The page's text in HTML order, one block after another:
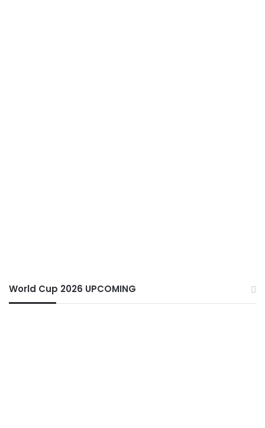
World Cup 2026 UPCOMING